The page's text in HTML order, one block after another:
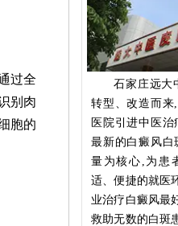
过全
别肉
胞的
石家庄远大
转型、改造而来
医院引进中医
最新的白癜风白
量为核心,为患
适、便捷的就医
业治疗白癜风最
救助无数的白斑